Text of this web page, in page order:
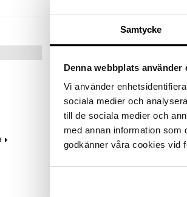
Samtycke
Denna webbplats använder
Vi använder
sociala medier och
till de sociala medier och
med annan information som
godkänner våra cookies vid
Näe
Tuotetieto
Foolihappo edistää raskaana
soulunjakautumisprosessiin.
homokysteiinin
B12-vitamiini vaikuttaa yhdessä
solunjakautumisprosessiin sekä
ja uupumusta.
Annostus